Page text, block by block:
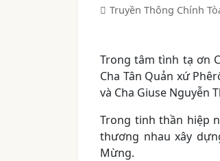
Truyền Thông Chính
Trong tâm tình tạ ơn
Cha Tân Quản xứ
và Cha Giuse Nguyễn
Trong tinh thần hiệp
thương nhau xây
Mừng.